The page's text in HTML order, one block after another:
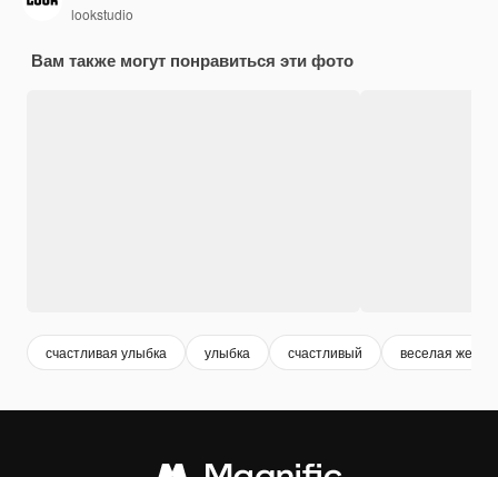
lookstudio
Вам также могут понравиться эти фото
счастливая улыбка улыбка счастливый веселая